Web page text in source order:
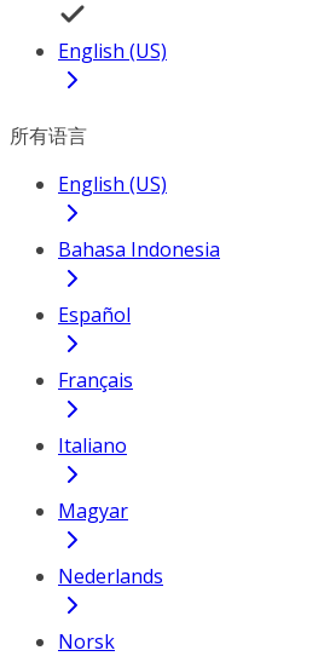
English (US)
所有语言
English (US)
Bahasa Indonesia
Español
Français
Italiano
Magyar
Nederlands
Norsk